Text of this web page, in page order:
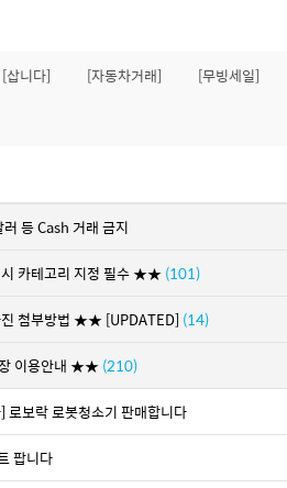
[삽니다] [자동차거래] [무빙세일]
등 Cash 거래 금지
카테고리 지정 필수 ★★(101)
첨부방법 ★★ [UPDATED] (14)
이용안내 ★★(210)
로보락 로봇청소기 판매합니다
팝니다